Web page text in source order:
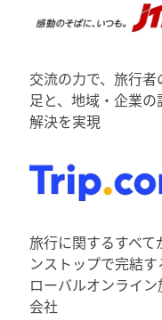
交流の力で、旅行者
足と、地域・企業の
解決を実現
旅行に関するすべて
ンストップで完結す
ローバルオンライン
会社